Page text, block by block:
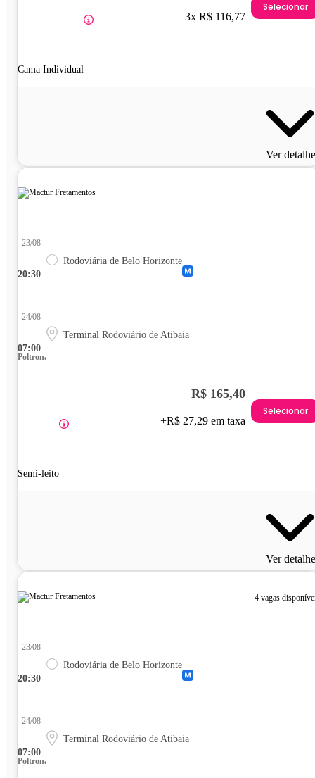
Cama Individual
3x R$ 116,77
Selecionar
Ver
20:30
23/08
Rodoviária de Belo Horizonte
07:00
24/08
Terminal Rodoviário de Atibaia
Poltrona
Semi-leito
R$ 165,40
+R$ 27,29 em taxa
Selecionar
Ver
4 vagas
20:30
23/08
Rodoviária de Belo Horizonte
07:00
24/08
Terminal Rodoviário de Atibaia
Poltrona